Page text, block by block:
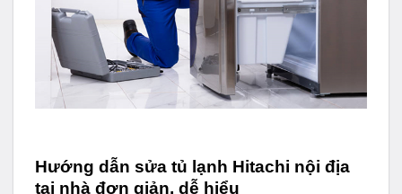
Hướng dẫn sửa tủ lạnh Hitachi nội địa
tại nhà đơn giản, dễ hiểu